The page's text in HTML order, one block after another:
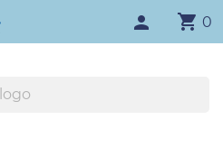
shopping_cart 0
person